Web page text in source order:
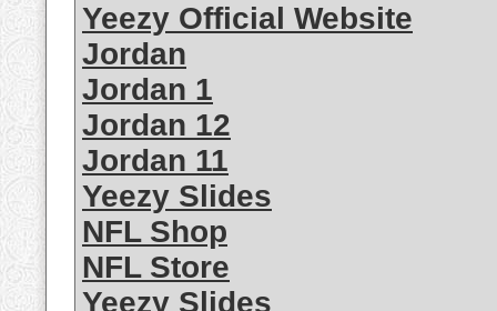
Yeezy Official Website
Jordan
Jordan 1
Jordan 12
Jordan 11
Yeezy Slides
NFL Shop
NFL Store
Yeezy Slides